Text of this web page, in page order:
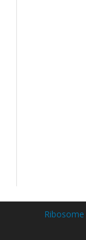
Ribosome